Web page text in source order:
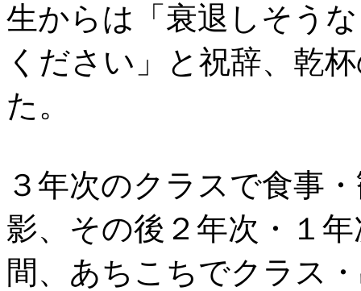
生からは「衰退しそう
ください」と祝辞、乾
た。
３年次のクラスで食事
影、その後２年次・１
間、あちこちでクラス